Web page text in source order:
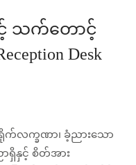
သက်တောင့်
Desk
က်လက္ခဏာ၊ ခံ့ညားသော
ရှိနှင့် စိတ်အား